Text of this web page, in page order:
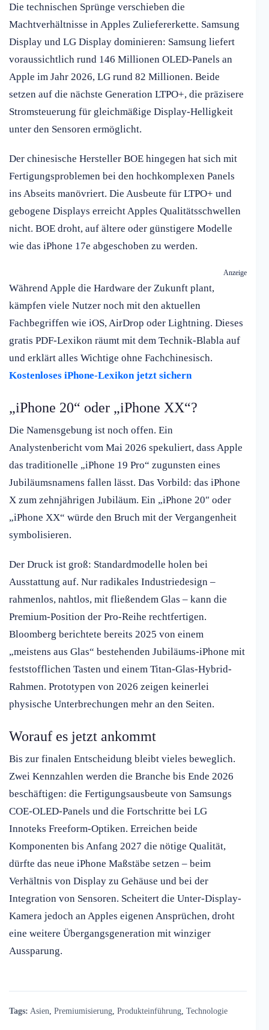
Die technischen Sprünge verschieben die
Machtverhältnisse in Apples Zuliefererkette. Samsung
Display und LG Display dominieren: Samsung liefert
voraussichtlich rund 146 Millionen OLED-Panels an
Apple im Jahr 2026, LG rund 82 Millionen. Beide
setzen auf die nächste Generation LTPO+, die präzisere
Stromsteuerung für gleichmäßige Display-Helligkeit
unter den Sensoren ermöglicht.
Der chinesische Hersteller BOE hingegen hat sich mit
Fertigungsproblemen bei den hochkomplexen Panels
ins Abseits manövriert. Die Ausbeute für LTPO+ und
gebogene Displays erreicht Apples Qualitätsschwellen
nicht. BOE droht, auf ältere oder günstigere Modelle
wie das iPhone 17e abgeschoben zu werden.
Anzeige
Während Apple die Hardware der Zukunft plant,
kämpfen viele Nutzer noch mit den aktuellen
Fachbegriffen wie iOS, AirDrop oder Lightning. Dieses
gratis PDF-Lexikon räumt mit dem Technik-Blabla auf
und erklärt alles Wichtige ohne Fachchinesisch.
Kostenloses iPhone-Lexikon jetzt sichern
„iPhone 20“ oder „iPhone XX“?
Die Namensgebung ist noch offen. Ein
Analystenbericht vom Mai 2026 spekuliert, dass Apple
das traditionelle „iPhone 19 Pro“ zugunsten eines
Jubiläumsnamens fallen lässt. Das Vorbild: das iPhone
X zum zehnjährigen Jubiläum. Ein „iPhone 20″ oder
„iPhone XX“ würde den Bruch mit der Vergangenheit
symbolisieren.
Der Druck ist groß: Standardmodelle holen bei
Ausstattung auf. Nur radikales Industriedesign –
rahmenlos, nahtlos, mit fließendem Glas – kann die
Premium-Position der Pro-Reihe rechtfertigen.
Bloomberg berichtete bereits 2025 von einem
„meistens aus Glas“ bestehenden Jubiläums-iPhone mit
feststofflichen Tasten und einem Titan-Glas-Hybrid-
Rahmen. Prototypen von 2026 zeigen keinerlei
physische Unterbrechungen mehr an den Seiten.
Worauf es jetzt ankommt
Bis zur finalen Entscheidung bleibt vieles beweglich.
Zwei Kennzahlen werden die Branche bis Ende 2026
beschäftigen: die Fertigungsausbeute von Samsungs
COE-OLED-Panels und die Fortschritte bei LG
Innoteks Freeform-Optiken. Erreichen beide
Komponenten bis Anfang 2027 die nötige Qualität,
dürfte das neue iPhone Maßstäbe setzen – beim
Verhältnis von Display zu Gehäuse und bei der
Integration von Sensoren. Scheitert die Unter-Display-
Kamera jedoch an Apples eigenen Ansprüchen, droht
eine weitere Übergangsgeneration mit winziger
Aussparung.
Tags: Asien Premiumisierung Produkteinführung Technologie